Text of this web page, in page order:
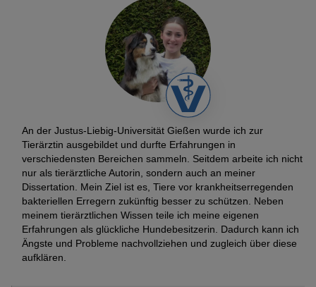
An der Justus-Liebig-Universität Gießen wurde ich zur
Tierärztin ausgebildet und durfte Erfahrungen in
verschiedensten Bereichen sammeln. Seitdem arbeite ich nicht
nur als tierärztliche Autorin, sondern auch an meiner
Dissertation. Mein Ziel ist es, Tiere vor krankheitserregenden
bakteriellen Erregern zukünftig besser zu schützen. Neben
meinem tierärztlichen Wissen teile ich meine eigenen
Erfahrungen als glückliche Hundebesitzerin. Dadurch kann ich
Ängste und Probleme nachvollziehen und zugleich über diese
aufklären.